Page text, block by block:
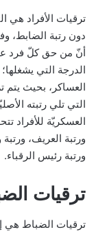
ترقيات الأفراد
دون رتبة الضابط،
أنّ من حق كلّ فرد
الدرجة التي
العساكر، بحيث يتم
التي تلي رتبته
العسكريّة للأفراد
ورتبة العريف،
ورتبة رئيس الرقباء.
ترقيات
ترقيات الضباط هي